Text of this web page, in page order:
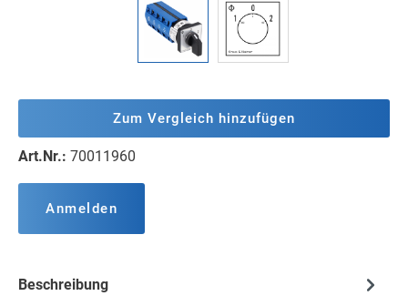
Zum Vergleich hinzufügen
Art.Nr.: 70011960
Anmelden
Beschreibung